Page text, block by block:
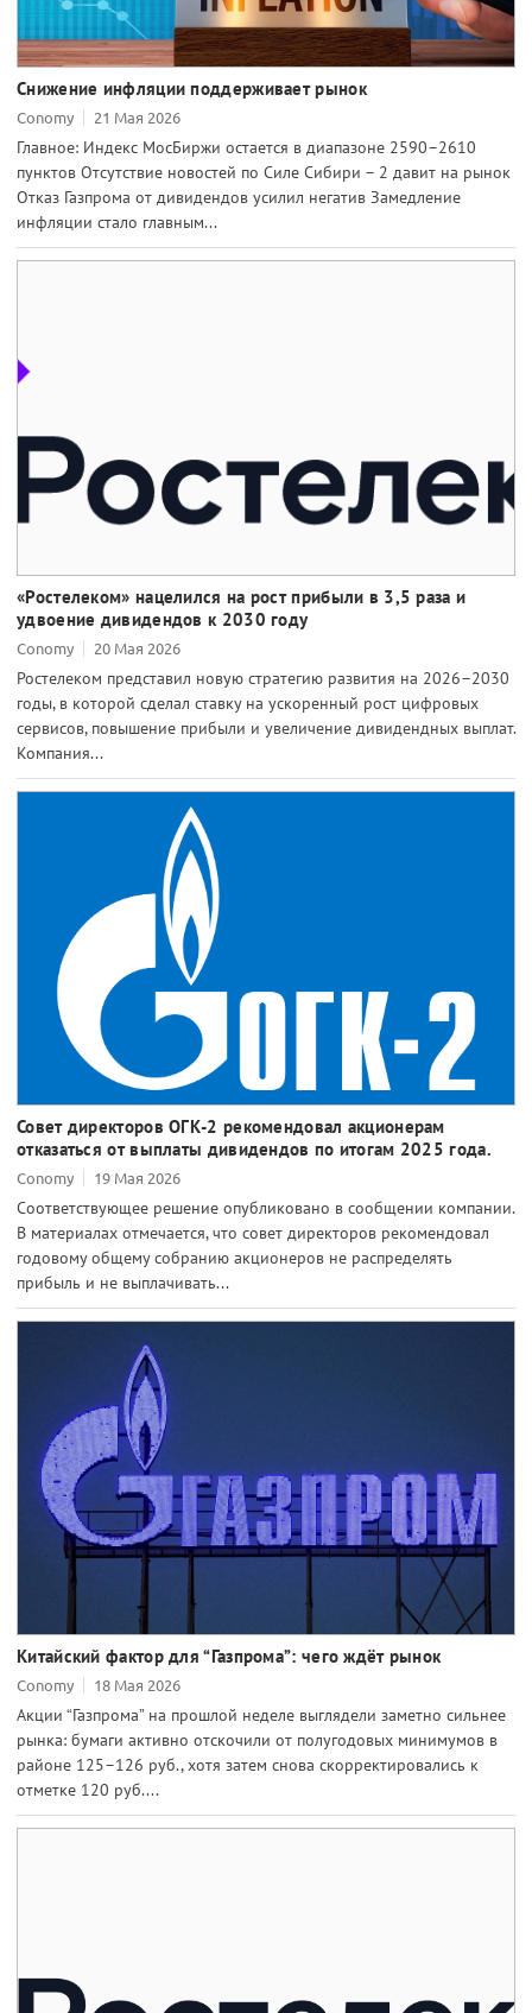
Снижение инфляции поддерживает рынок
Conomy 21 Мая 2026
Главное: Индекс МосБиржи остается в диапазоне 2590–2610
пунктов Отсутствие новостей по Силе Сибири – 2 давит на рынок
Отказ Газпрома от дивидендов усилил негатив Замедление
инфляции стало главным...
«Ростелеком» нацелился на рост прибыли в 3,5 раза и
удвоение дивидендов к 2030 году
Conomy 20 Мая 2026
Ростелеком представил новую стратегию развития на 2026–2030
годы, в которой сделал ставку на ускоренный рост цифровых
сервисов, повышение прибыли и увеличение дивидендных выплат.
Компания...
Совет директоров ОГК-2 рекомендовал акционерам
отказаться от выплаты дивидендов по итогам 2025 года.
Conomy 19 Мая 2026
Соответствующее решение опубликовано в сообщении компании.
В материалах отмечается, что совет директоров рекомендовал
годовому общему собранию акционеров не распределять
прибыль и не выплачивать...
Китайский фактор для “Газпрома”: чего ждёт рынок
Conomy 18 Мая 2026
Акции “Газпрома” на прошлой неделе выглядели заметно сильнее
рынка: бумаги активно отскочили от полугодовых минимумов в
районе 125–126 руб., хотя затем снова скорректировались к
отметке 120 руб....